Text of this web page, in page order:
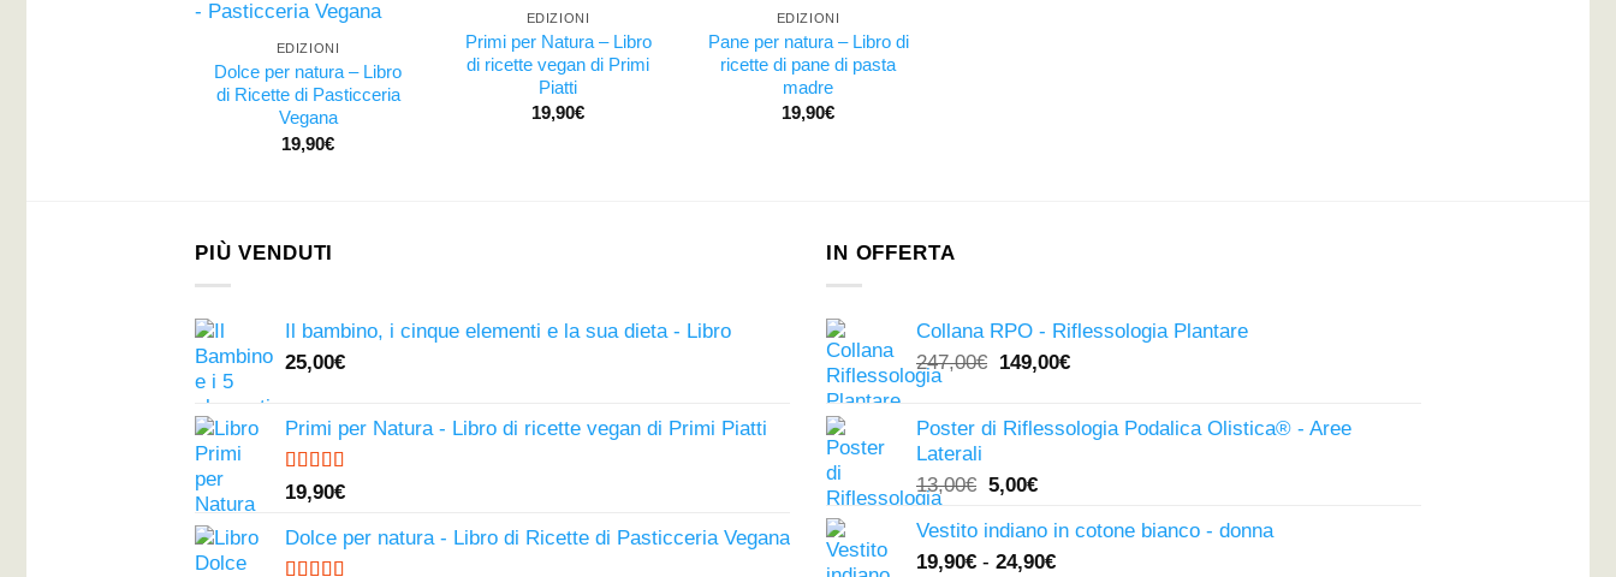
EDIZIONI
Dolce per natura – Libro
di Ricette di Pasticceria
Vegana
19,90€
EDIZIONI
Primi per Natura – Libro
di ricette vegan di Primi
Piatti
19,90€
EDIZIONI
Pane per natura – Libro di
ricette di pane di pasta
madre
19,90€
PIÙ VENDUTI
Il bambino, i cinque elementi e la sua dieta - Libro
25,00€
Primi per Natura - Libro di ricette vegan di Primi Piatti
Valutato
4.50
19,90€
Dolce per natura - Libro di Ricette di Pasticceria Vegana
IN OFFERTA
Collana RPO - Riflessologia Plantare
247,00€ Il
era:
149,00€Il
è:
Poster di Riflessologia Podalica Olistica® - Aree
Laterali
13,00€ Il
originale
era:
5,00€Il
attuale
è:
Vestito indiano in cotone bianco - donna
19,90€ - 24,90€